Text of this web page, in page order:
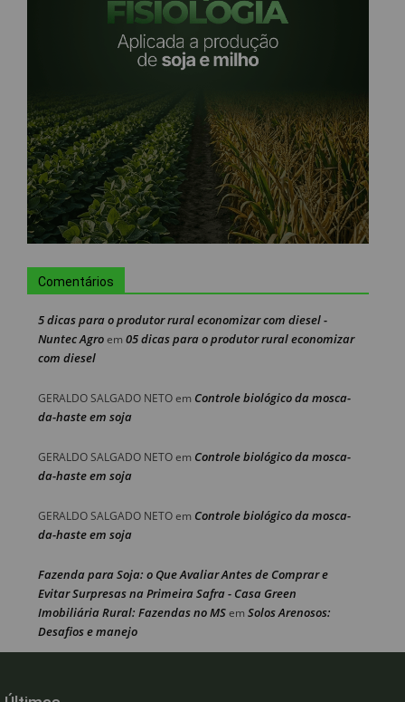
Comentários
5 dicas para o produtor rural economizar com diesel -
Nuntec Agroem 05 dicas para o produtor rural economizar
com diesel
GERALDO SALGADO NETOem Controle biológico da mosca-
da-haste em soja
GERALDO SALGADO NETOem Controle biológico da mosca-
da-haste em soja
GERALDO SALGADO NETOem Controle biológico da mosca-
da-haste em soja
Fazenda para Soja: o Que Avaliar Antes de Comprar e
Evitar Surpresas na Primeira Safra - Casa Green
Imobiliária Rural: Fazendas no MSem Solos Arenosos:
Desafios e manejo